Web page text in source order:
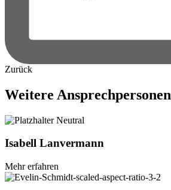
Zurück
Weitere Ansprechpersonen
Isabell Lanvermann
Mehr erfahren